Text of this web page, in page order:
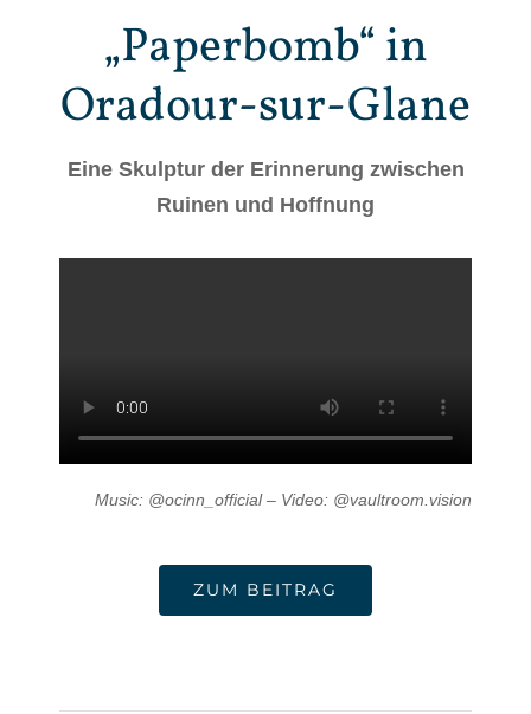
„Paperbomb“ in
Oradour-sur-Glane
Eine Skulptur der Erinnerung zwischen
Ruinen und Hoffnung
Music: @ocinn_official – Video: @vaultroom.vision
ZUM BEITRAG